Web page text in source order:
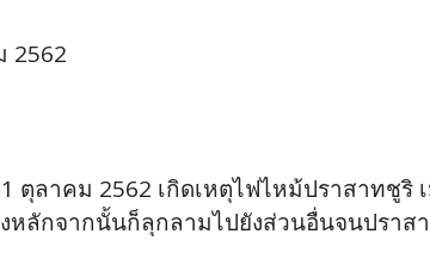
2562
ตุลาคม 2562 เกิดเหตุไฟไหม้ปราสาทชูริ
หลักจากนั้นก็ลุกลามไปยังส่วนอื่นจนปราส